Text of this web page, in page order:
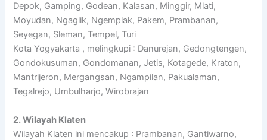
Depok, Gamping, Godean, Kalasan, Minggir, Mlati,
Moyudan, Ngaglik, Ngemplak, Pakem, Prambanan,
Seyegan, Sleman, Tempel, Turi
Kota Yogyakarta , melingkupi : Danurejan, Gedongtengen,
Gondokusuman, Gondomanan, Jetis, Kotagede, Kraton,
Mantrijeron, Mergangsan, Ngampilan, Pakualaman,
Tegalrejo, Umbulharjo, Wirobrajan
2. Wilayah Klaten
Wilayah Klaten ini mencakup : Prambanan, Gantiwarno,